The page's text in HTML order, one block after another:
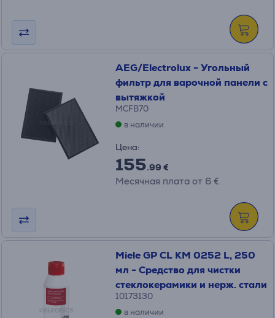
AEG/Electrolux - Угольный
фильтр для варочной панели с
вытяжкой
MCFB70
в наличии
Цена:
155.99 €
Месячная плата от 6 €
Miele GP CL KM 0252 L, 250
мл - Средство для чистки
стеклокерамики и нерж. стали
10173130
в наличии